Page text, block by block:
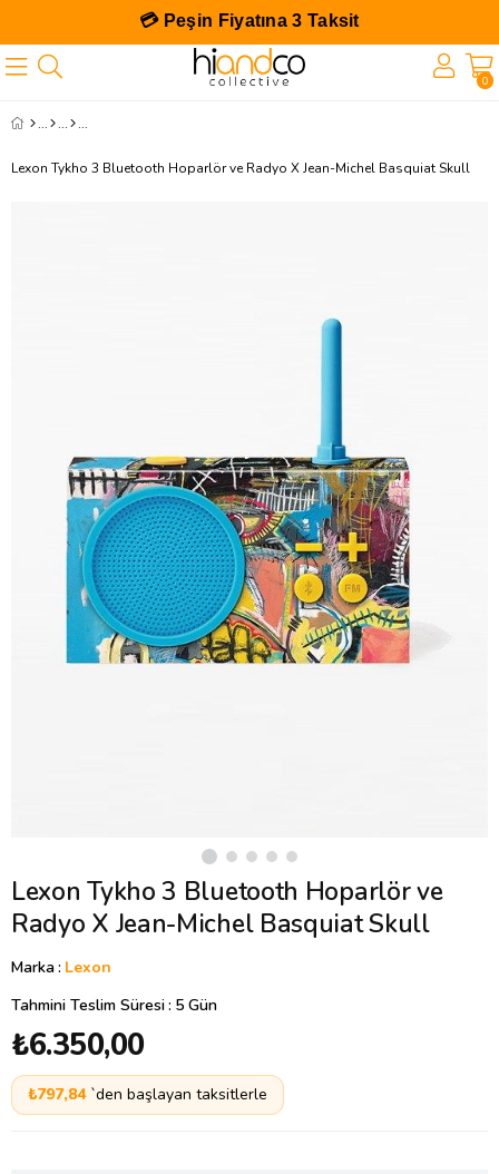
💳 Peşin Fiyatına 3 Taksit
0
Lexon Tykho 3 Bluetooth Hoparlör ve Radyo X Jean-Michel Basquiat Skull
Lexon Tykho 3 Bluetooth Hoparlör ve
Radyo X Jean-Michel Basquiat Skull
Marka: Lexon
Tahmini Teslim Süresi: 5 Gün
₺6.350,00
₺797,84 `den başlayan taksitlerle